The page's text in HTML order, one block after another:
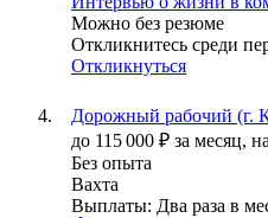
Можно без резюме
Откликнитесь среди
Откликнуться
Дорожный рабочий (г.
до 115 000 ₽ за месяц,
Без опыта
Вахта
Выплаты: Два раза в